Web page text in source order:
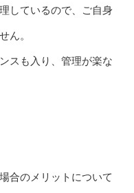
しているので、ご自身
ん。
スも入り、管理が楽な
合のメリットについて